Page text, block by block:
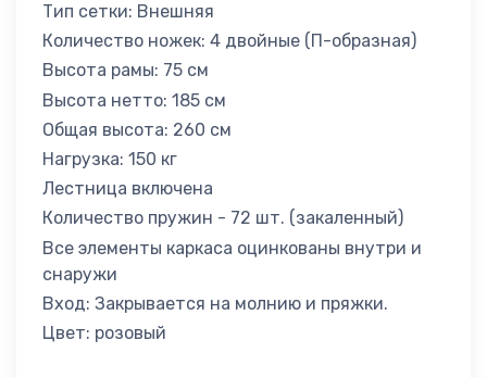
Тип сетки: Внешняя
Количество ножек: 4 двойные (П-образная)
Высота рамы: 75 см
Высота нетто: 185 см
Общая высота: 260 см
Нагрузка: 150 кг
Лестница включена
Количество пружин - 72 шт. (закаленный)
Все элементы каркаса оцинкованы внутри и
снаружи
Вход: Закрывается на молнию и пряжки.
Цвет: розовый